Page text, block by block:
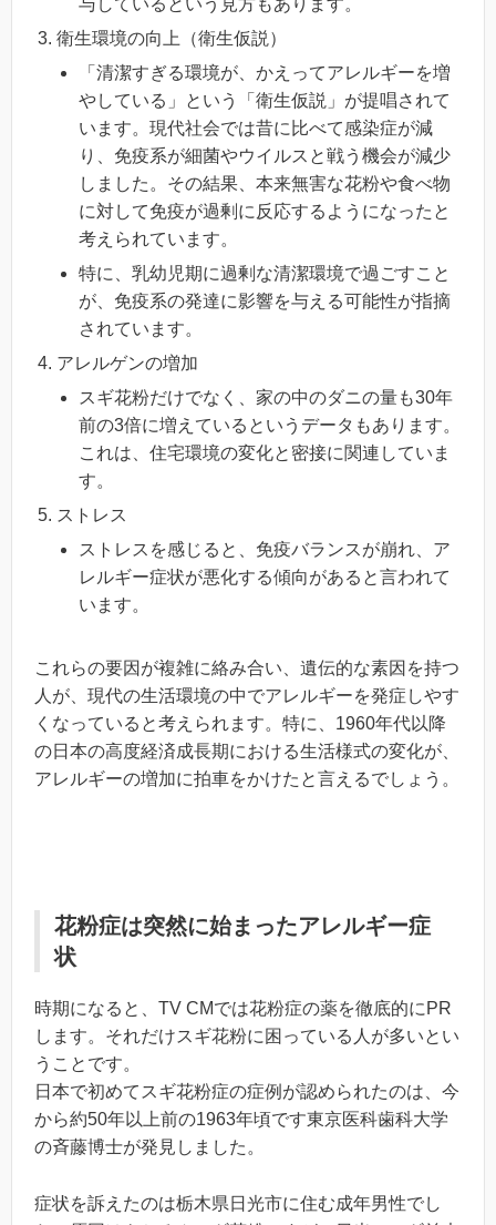
衛生環境の向上（衛生仮説）
「清潔すぎる環境が、かえってアレルギーを増
やしている」という「衛生仮説」が提唱されて
います。現代社会では昔に比べて感染症が減
り、免疫系が細菌やウイルスと戦う機会が減少
しました。その結果、本来無害な花粉や食べ物
に対して免疫が過剰に反応するようになったと
考えられています。
特に、乳幼児期に過剰な清潔環境で過ごすこと
が、免疫系の発達に影響を与える可能性が指摘
されています。
アレルゲンの増加
スギ花粉だけでなく、家の中のダニの量も30年
前の3倍に増えているというデータもあります。
これは、住宅環境の変化と密接に関連していま
す。
ストレス
ストレスを感じると、免疫バランスが崩れ、ア
レルギー症状が悪化する傾向があると言われて
います。
これらの要因が複雑に絡み合い、遺伝的な素因を持つ
人が、現代の生活環境の中でアレルギーを発症しやす
くなっていると考えられます。特に、1960年代以降
の日本の高度経済成長期における生活様式の変化が、
アレルギーの増加に拍車をかけたと言えるでしょう。
花粉症は突然に始まったアレルギー症
状
時期になると、TV CMでは花粉症の薬を徹底的にPR
します。それだけスギ花粉に困っている人が多いとい
うことです。
日本で初めてスギ花粉症の症例が認められたのは、今
から約50年以上前の1963年頃です東京医科歯科大学
の斉藤博士が発見しました。
症状を訴えたのは栃木県日光市に住む成年男性でし